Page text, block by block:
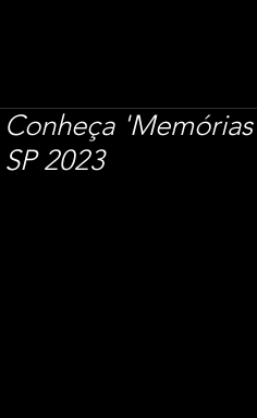
Conheça
SP 2023